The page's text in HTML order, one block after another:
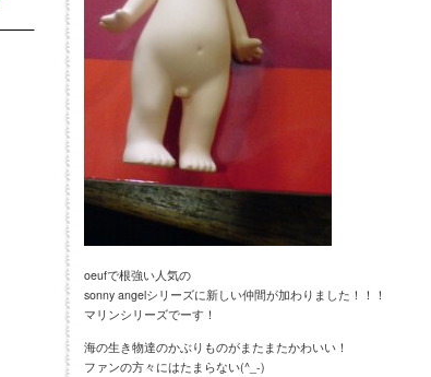
oeufで根強い人気の
sonny angelシリーズに新しい仲間が加わりました！！！
マリンシリーズでーす！
海の生き物達のかぶりものがまたまたかわいい！
ファンの方々にはたまらない(^_-)